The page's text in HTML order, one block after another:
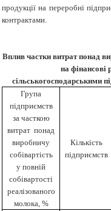
продукції на переробні
контрактами.
Вплив частки витрат понад
на фінансові
сільськогосподарськими
Група
підприємств
за часткою
витрат понад
виробничу
собівартість
у повній
собівартості
реалізованого
молока, %
Кількість
підприємств